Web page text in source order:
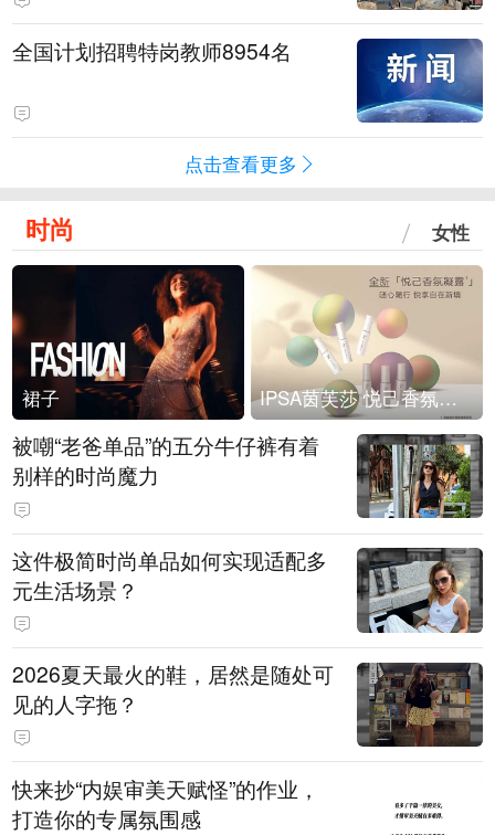
全国计划招聘特岗教师8954名
点击查看更多
时尚 女性
裙子 IPSA茵芙莎 悦己香氛凝露上市
被嘲“老爸单品”的五分牛仔裤有着
别样的时尚魔力
这件极简时尚单品如何实现适配多
元生活场景？
2026夏天最火的鞋，居然是随处可
见的人字拖？
快来抄“内娱审美天赋怪”的作业，
打造你的专属氛围感